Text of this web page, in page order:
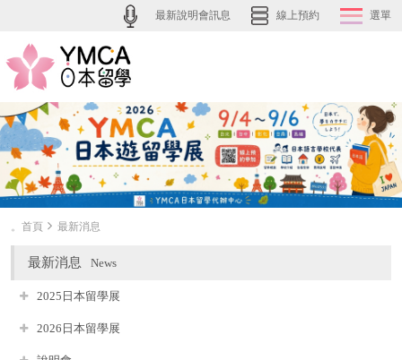
最新說明會訊息 線上預約 選單
。首頁 最新消息
最新消息 News
2025日本留學展
2026日本留學展